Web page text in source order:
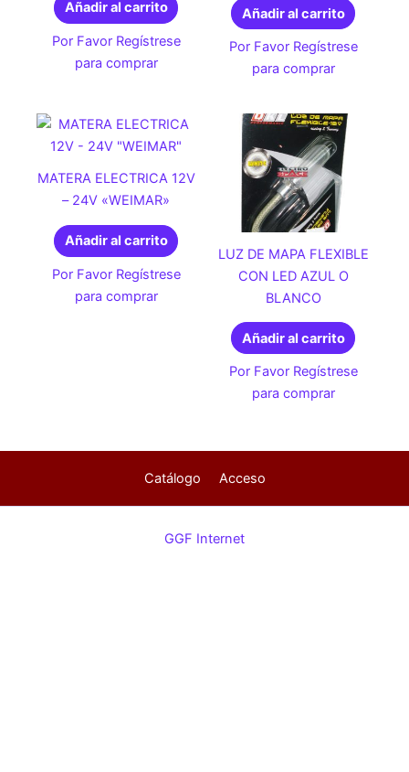
Añadir al carrito
Por Favor Regístrese
para comprar
Añadir al carrito
Por Favor Regístrese
para comprar
MATERA ELECTRICA 12V
– 24V «WEIMAR»
Añadir al carrito
Por Favor Regístrese
para comprar
LUZ DE MAPA FLEXIBLE
CON LED AZUL O
BLANCO
Añadir al carrito
Por Favor Regístrese
para comprar
Catálogo Acceso
GGF Internet